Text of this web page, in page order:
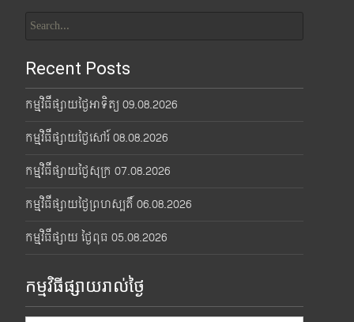
for:
Recent Posts
កម្មវិធីផ្សាយថ្ងៃអាទិត្យ 09.08.2026
កម្មវិធីផ្សាយថ្ងៃសៅរ៍ 08.08.2026
កម្មវិធីផ្សាយថ្ងៃសុក្រ 07.08.2026
កម្មវិធីផ្សាយថ្ងៃព្រហស្បតិ៍ 06.08.2026
កម្មវិធីផ្សាយ ថ្ងៃពុធ 05.08.2026
កម្មវិធីផ្សាយរាល់ថ្ងៃ